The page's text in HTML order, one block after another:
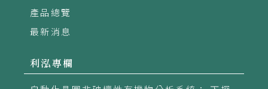
產品總覽
最新消息
利泓專欄